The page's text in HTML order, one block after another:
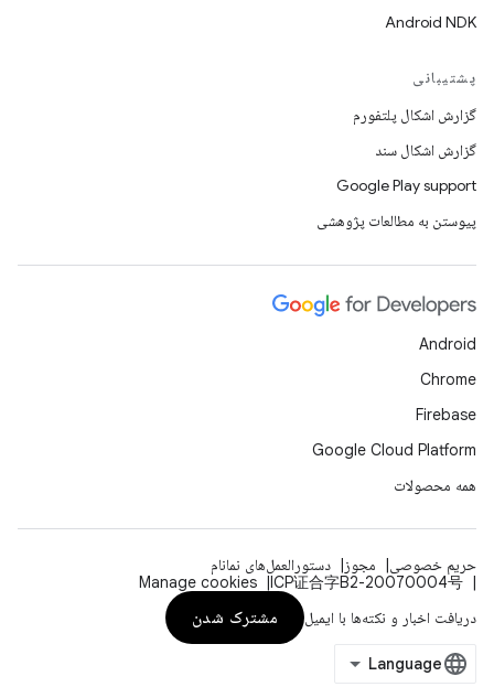
Android NDK
پشتیبانی
گزارش اشکال پلتفورم
گزارش اشکال سند
Google Play support
پیوستن به مطالعات پژوهشی
Android
Chrome
Firebase
Google Cloud Platform
همه محصولات
حریم خصوصی مجوز
دستورالعمل‌های نمانام
ICP证合字B2-20070004号
Manage cookies
دریافت اخبار و نکته‌ها با ایمیل
مشترک شدن